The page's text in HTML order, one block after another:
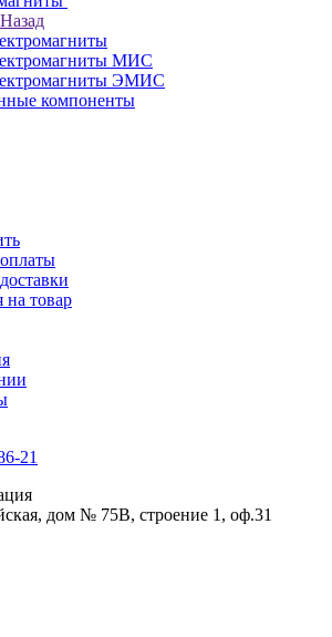
Назад
МИС
ЭМИС
компоненты
на товар
21
дом № 75В, строение 1, оф.31